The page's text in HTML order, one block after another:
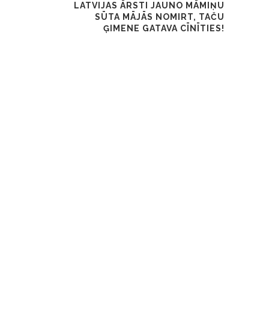
LATVIJAS ĀRSTI JAUNO MĀMIŅU
SŪTA MĀJĀS NOMIRT, TAČU
ĢIMENE GATAVA CĪNĪTIES!